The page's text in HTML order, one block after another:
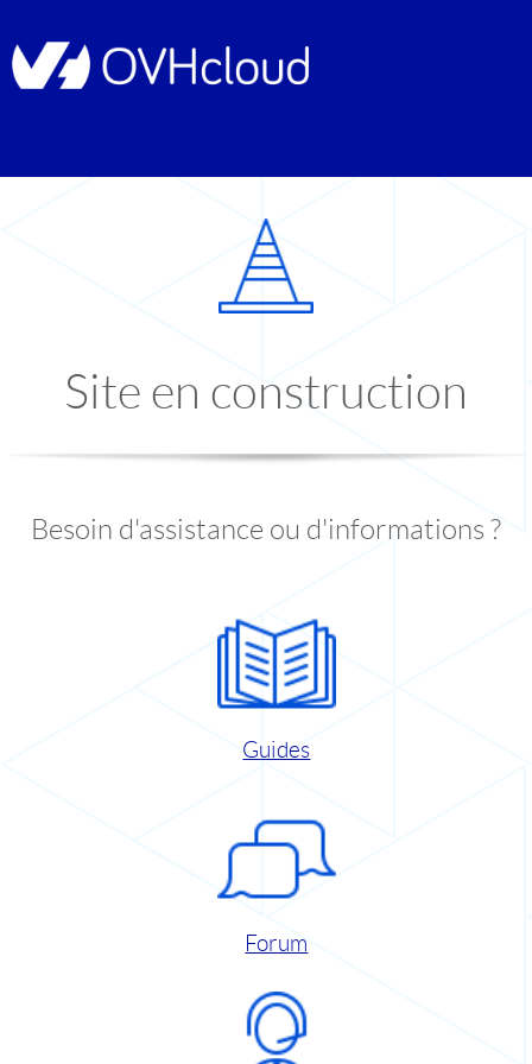
Site en construction
Besoin d'assistance ou d'informations ?
Guides
Forum